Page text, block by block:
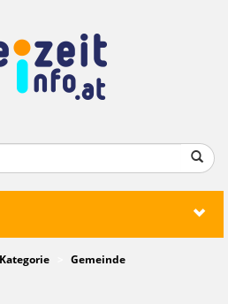
Kategorie
Gemeinde